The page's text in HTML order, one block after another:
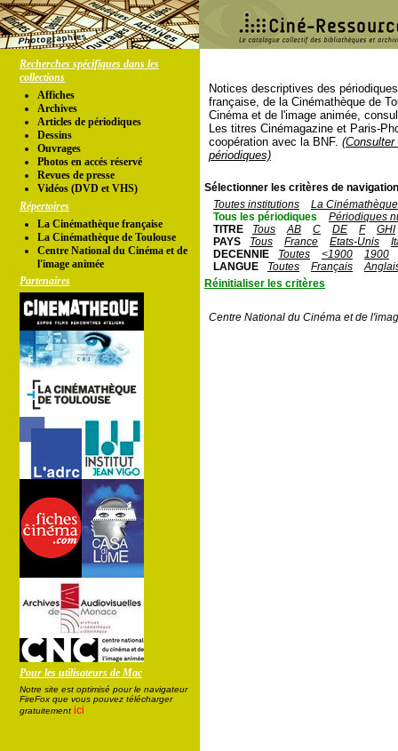
Recherches spécifiques dans les
collections
Affiches
Archives
Articles de périodiques
Dessins
Ouvrages
Photos en accés réservé
Revues de presse
Vidéos (DVD et VHS)
Répertoires
La Cinémathèque française
La Cinémathèque de Toulouse
Centre National du Cinéma et de
l'image animée
Partenaires
Pour les utilisateurs de Mac
Notre site est optimisé pour le navigateur
FireFox que vous pouvez télécharger
gratuitement ici
Notices descriptives des
française, de la Cinémathèque de
Cinéma et de l'image animée,
Les titres Cinémagazine et Paris-
coopération avec la BNF.
périodiques)
Sélectionner les critères de
Toutes institutions
La
Tous les périodiques
Périodiques
TITRE
Tous AB C DE F
GHI
PAYS
Tous France Etats-Unis
DECENNIE
Toutes <1900
1900
LANGUE
Toutes Français
Réinitialiser les critères
Centre National du Cinéma et de